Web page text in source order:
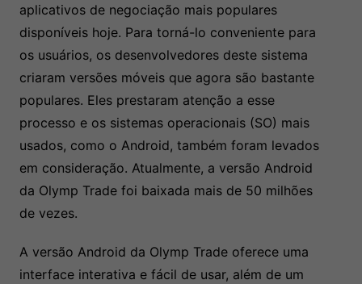
aplicativos de negociação mais populares
disponíveis hoje. Para torná-lo conveniente para
os usuários, os desenvolvedores deste sistema
criaram versões móveis que agora são bastante
populares. Eles prestaram atenção a esse
processo e os sistemas operacionais (SO) mais
usados, como o Android, também foram levados
em consideração. Atualmente, a versão Android
da Olymp Trade foi baixada mais de 50 milhões
de vezes.
A versão Android da Olymp Trade oferece uma
interface interativa e fácil de usar, além de um